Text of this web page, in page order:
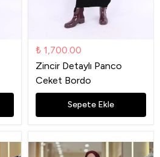
₺ 1,700.00
Zincir Detaylı Panco
Ceket Bordo
Sepete Ekle